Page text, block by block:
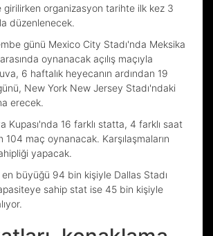
girilirken organizasyon tarihte ilk kez 3
düzenlenecek.
günü Mexico City Stadı'nda Meksika
oynanacak açılış maçıyla
6 haftalık heyecanın ardından 19
New York New Jersey Stadı'ndaki
erecek.
Kupası'nda 16 farklı statta, 4 farklı saat
maç oynanacak. Karşılaşmaların
yapacak.
en büyüğü 94 bin kişiyle Dallas Stadı
sahip stat ise 45 bin kişiyle